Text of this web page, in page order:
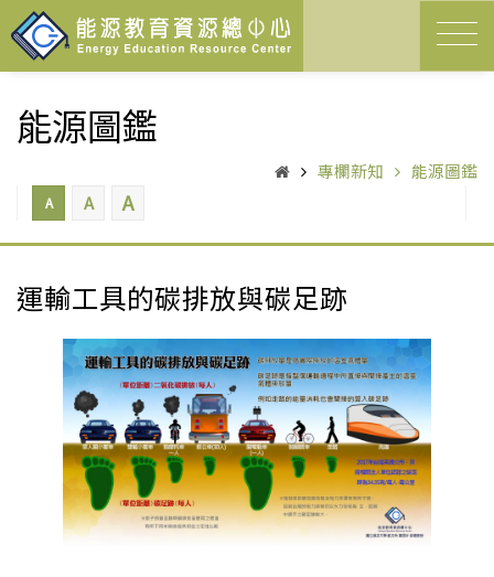
能源圖鑑
專欄新知 能源圖鑑
A A A
運輸工具的碳排放與碳足跡